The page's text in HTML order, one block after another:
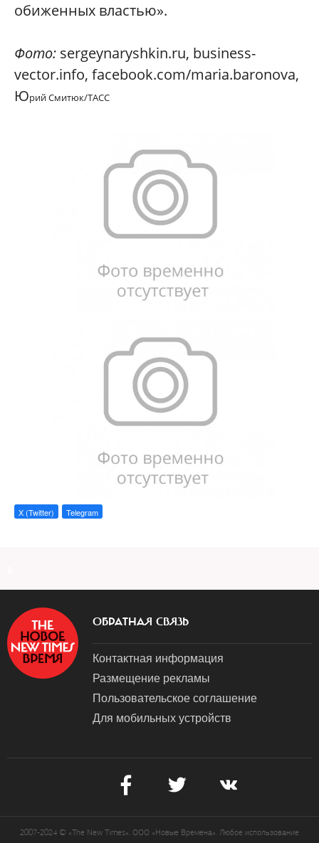
обиженных властью».
Фото: sergeynaryshkin.ru, business-
vector.info, facebook.com/maria.baronova,
Юрий Смитюк/ТАСС
X (Twitter) Telegram
ОБРАТНАЯ СВЯЗЬ
Контактная информация
Размещение рекламы
Пользовательское соглашение
Для мобильных устройств
2007-2024 © «The New Times». ООО «Новые Времена». Любое использование